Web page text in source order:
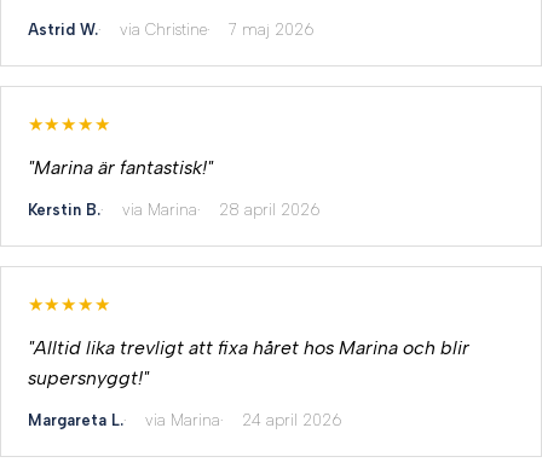
Astrid W. via Christine 7 maj 2026
★★★★★
"Marina är fantastisk!"
Kerstin B. via Marina 28 april 2026
★★★★★
"Alltid lika trevligt att fixa håret hos Marina och blir
supersnyggt!"
Margareta L. via Marina 24 april 2026